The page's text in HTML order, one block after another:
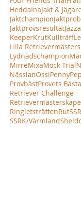
HeddaInaJakt &
Jaktchampion
JaktprovsresultatJazza
KeeperKrutKullträff
Lilla
Lydnadschampion
MirreMixaMock Trial
NässlanOssiPenny
ProvbästProvets
Retriever Challenge
RingletsträffenRut
SSRK/Värmland